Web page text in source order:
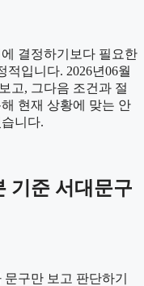
결정하기보다 필요한
입니다. 2026년06월
고, 그다음 조건과 절
현재 상황에 맞는 안
니다.
기준 서대문구
구만 보고 판단하기